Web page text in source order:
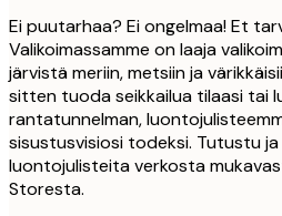
Ei puutarhaa? Ei ongelmaa! Et
Valikoimassamme on laaja
järvistä meriin, metsiin ja
sitten tuoda seikkailua tilaasi tai
rantatunnelman,
sisustusvisiosi todeksi. Tutustu
luontojulisteita verkosta
Storesta.